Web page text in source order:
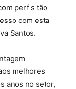
perfis tão
com esta
Santos.
melhores
anos no setor,